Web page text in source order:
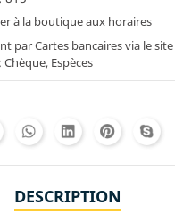
à la boutique aux horaires
par Cartes bancaires via le
Espèces
DESCRIPTION